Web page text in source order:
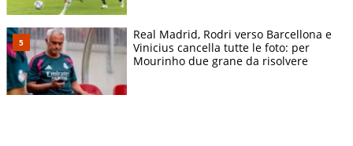
Real Madrid, Rodri verso Barcellona e
Vinicius cancella tutte le foto: per
Mourinho due grane da risolvere